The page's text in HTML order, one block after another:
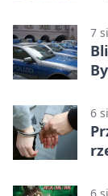
7
6